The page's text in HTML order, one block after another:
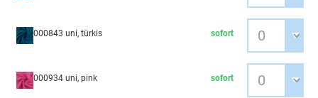
000843 uni, türkis sofort
000934 uni, pink sofort